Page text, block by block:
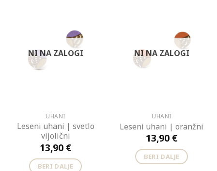
NI NA ZALOGI
UHANI
Leseni uhani | svetlo
vijolični
13,90 €
BERI DALJE
NI NA ZALOGI
UHANI
Leseni uhani | oranžni
13,90 €
BERI DALJE